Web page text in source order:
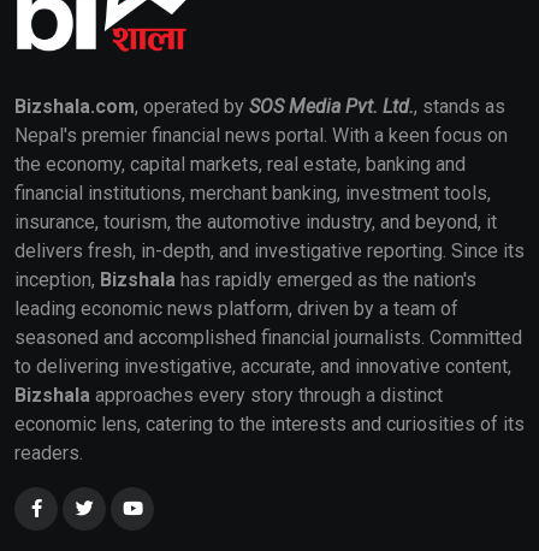
Bizshala.com, operated by SOS Media Pvt. Ltd., stands as
Nepal's premier financial news portal. With a keen focus on
the economy, capital markets, real estate, banking and
financial institutions, merchant banking, investment tools,
insurance, tourism, the automotive industry, and beyond, it
delivers fresh, in-depth, and investigative reporting. Since its
inception, Bizshala has rapidly emerged as the nation's
leading economic news platform, driven by a team of
seasoned and accomplished financial journalists. Committed
to delivering investigative, accurate, and innovative content,
Bizshala approaches every story through a distinct
economic lens, catering to the interests and curiosities of its
readers.